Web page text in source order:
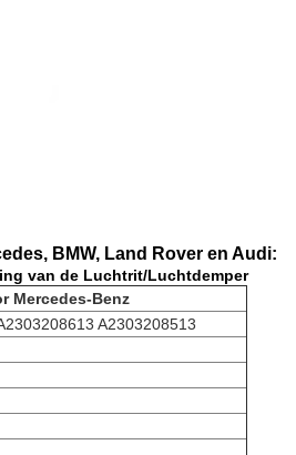
BMW, Land Rover en Audi:
van de Luchtrit/Luchtdemper
Mercedes-Benz
A2303208513